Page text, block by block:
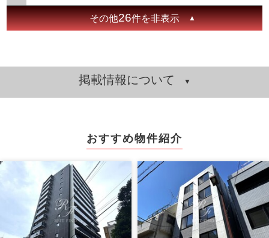
その他26件を非表示
掲載情報について
おすすめ物件紹介